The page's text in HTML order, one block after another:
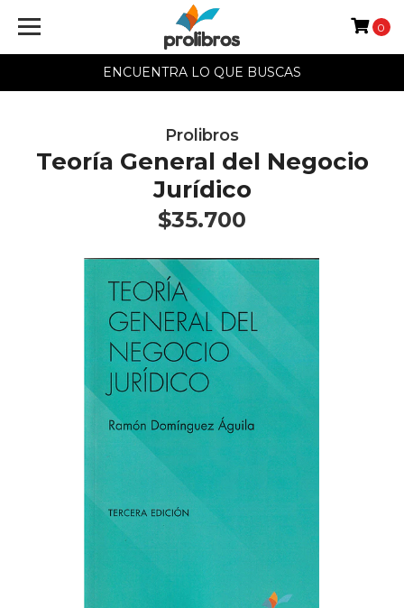
ENCUENTRA LO QUE BUSCAS
0
Prolibros
Teoría General del Negocio
Jurídico
$35.700